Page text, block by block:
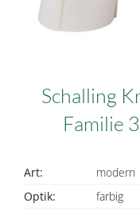
Schalling
Familie
Art:
modern
Optik:
farbig